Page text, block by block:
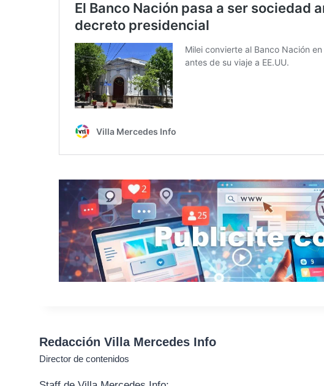
Redacción Villa Mercedes Info
Director de contenidos